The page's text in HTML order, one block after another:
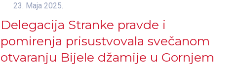
23. Maja 2025.
Delegacija Stranke pravde i
pomirenja prisustvovala svečanom
otvaranju Bijele džamije u Gornjem